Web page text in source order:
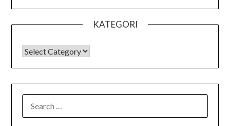
KATEGORI
KATEGORI
FOR: